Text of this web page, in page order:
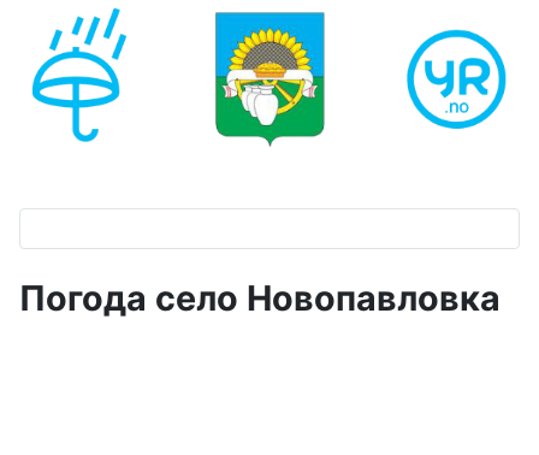
Погода село Новопавловка